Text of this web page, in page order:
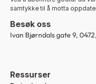
samtykke til å motta
Besøk oss
Ivan Bjørndals gate 9,
Ressurser